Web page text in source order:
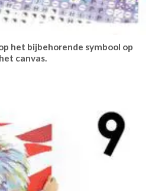
het bijbehorende symbool op
het canvas.